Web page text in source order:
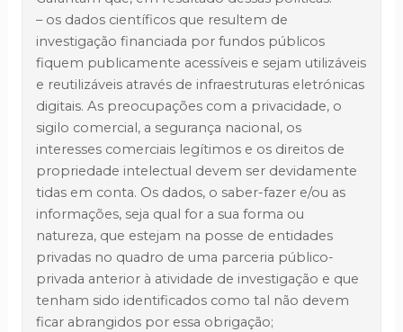
– os dados científicos que resultem de
investigação financiada por fundos públicos
fiquem publicamente acessíveis e sejam utilizáveis
e reutilizáveis através de infraestruturas eletrónicas
digitais. As preocupações com a privacidade, o
sigilo comercial, a segurança nacional, os
interesses comerciais legítimos e os direitos de
propriedade intelectual devem ser devidamente
tidas em conta. Os dados, o saber-fazer e/ou as
informações, seja qual for a sua forma ou
natureza, que estejam na posse de entidades
privadas no quadro de uma parceria público-
privada anterior à atividade de investigação e que
tenham sido identificados como tal não devem
ficar abrangidos por essa obrigação;